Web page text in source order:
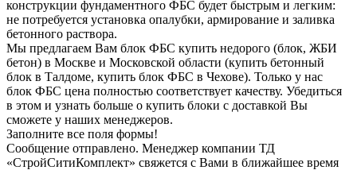
конструкции фундаментного ФБС будет быстрым и легким:
не потребуется установка опалубки, армирование и заливка
бетонного раствора.
Мы предлагаем Вам блок ФБС купить недорого (блок, ЖБИ
бетон) в Москве и Московской области (купить бетонный
блок в Талдоме, купить блок ФБС в Чехове). Только у нас
блок ФБС цена полностью соответствует качеству. Убедиться
в этом и узнать больше о купить блоки с доставкой Вы
сможете у наших менеджеров.
Заполните все поля формы!
Сообщение отправлено. Менеджер компании ТД
«СтройСитиКомплект» свяжется с Вами в ближайшее время